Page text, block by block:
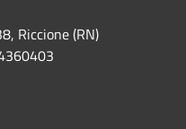
Riccione (RN)